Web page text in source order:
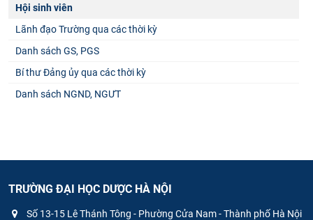
Hội sinh viên
Lãnh đạo Trường qua các thời kỳ
Danh sách GS, PGS
Bí thư Đảng ủy qua các thời kỳ
Danh sách NGND, NGƯT
TRƯỜNG ĐẠI HỌC DƯỢC HÀ NỘI
Số 13-15 Lê Thánh Tông - Phường Cửa Nam - Thành phố Hà Nội